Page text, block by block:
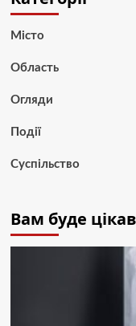
Місто
Область
Огляди
Події
Суспільство
Вам буде